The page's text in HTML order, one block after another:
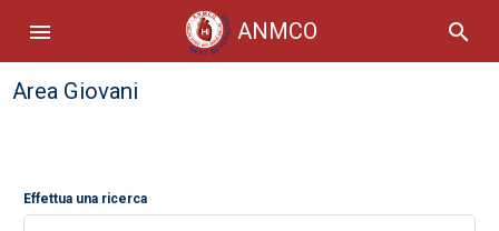
menu ANMCO search
Area Giovani
Effettua una ricerca